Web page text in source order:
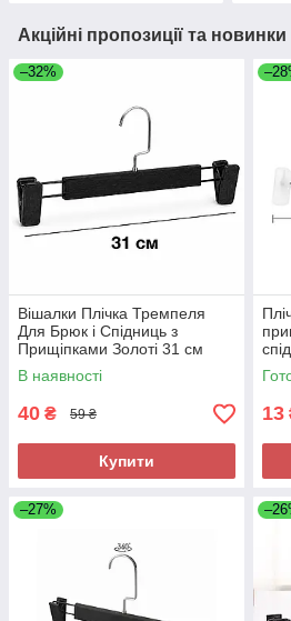
Акційні пропозиції та новинки
–32%
Вішалки Плічка Тремпеля
Для Брюк і Спідниць з
Прищіпками Золоті 31 см
В наявності
40 ₴ 59 ₴
Купити
13
–27%